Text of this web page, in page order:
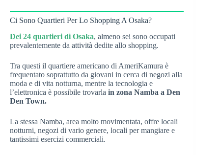
Ci Sono Quartieri Per Lo Shopping A Osaka?
Dei 24 quartieri di Osaka, almeno sei sono occupati
prevalentemente da attività dedite allo shopping.
Tra questi il quartiere americano di AmeriKamura è
frequentato soprattutto da giovani in cerca di negozi alla
moda e di vita notturna, mentre la tecnologia e
l’elettronica è possibile trovarla in zona Namba a Den
Den Town.
La stessa Namba, area molto movimentata, offre locali
notturni, negozi di vario genere, locali per mangiare e
tantissimi esercizi commerciali.